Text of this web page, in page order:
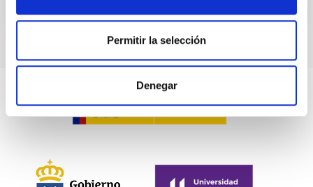
Permitir la selección
Denegar